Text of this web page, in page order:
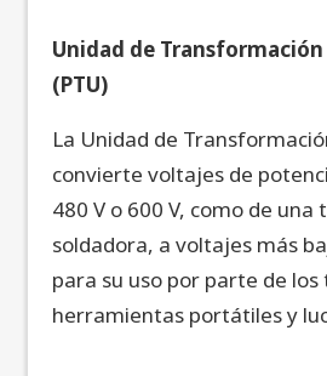
Unidad de Transformación
(PTU)
La Unidad de
convierte voltajes de
480 V o 600 V, como de una
soldadora, a voltajes más
para su uso por parte de
herramientas portátiles y